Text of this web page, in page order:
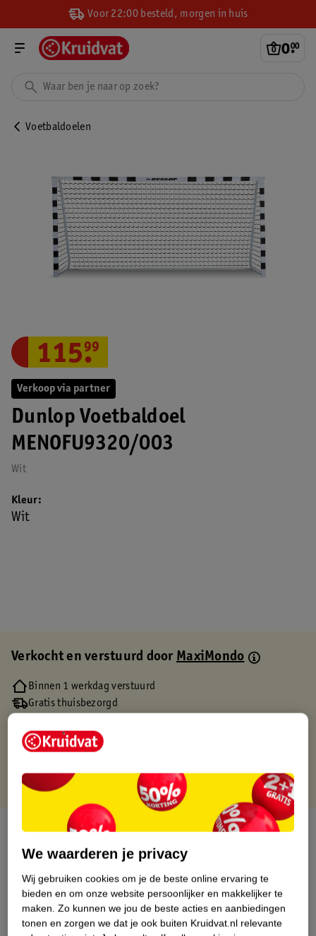
Voor 22:00 besteld, morgen in huis
0.
00
Voetbaldoelen
Verkoop via partner
Dunlop Voetbaldoel
MENOFU9320/003
Wit
115.
99
Kleur
Wit
Verkocht en verstuurd doorMaxiMondo
Binnen 1 werkdag verstuurd
Gratis thuisbezorgd
Gratis punten met je Kruidvat kaart
Over dit product
Productinformatie
Etiketinformatie
We waarderen je privacy
Wij gebruiken cookies om je de beste online ervaring te
bieden en om onze website persoonlijker en makkelijker te
maken. Zo kunnen we jou de beste acties en aanbiedingen
tonen en zorgen we dat je ook buiten Kruidvat.nl relevante